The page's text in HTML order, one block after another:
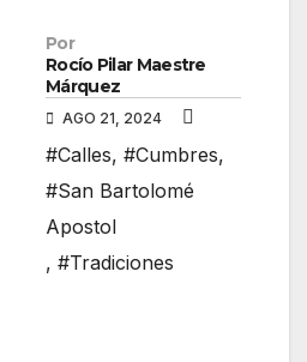
Por
Rocío Pilar Maestre
Márquez
AGO 21, 2024
#Calles, #Cumbres,
#San Bartolomé
Apostol
, #Tradiciones